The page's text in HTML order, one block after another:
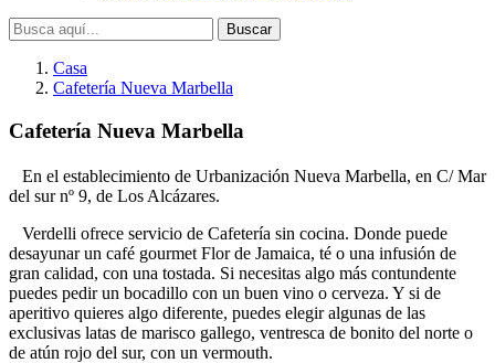
Buscar
Casa
Cafetería Nueva Marbella
Cafetería Nueva Marbella
En el establecimiento de Urbanización Nueva Marbella, en C/ Mar
del sur nº 9, de Los Alcázares.
Verdelli ofrece servicio de Cafetería sin cocina. Donde puede
desayunar un café gourmet Flor de Jamaica, té o una infusión de
gran calidad, con una tostada. Si necesitas algo más contundente
puedes pedir un bocadillo con un buen vino o cerveza. Y si de
aperitivo quieres algo diferente, puedes elegir algunas de las
exclusivas latas de marisco gallego, ventresca de bonito del norte o
de atún rojo del sur, con un vermouth.